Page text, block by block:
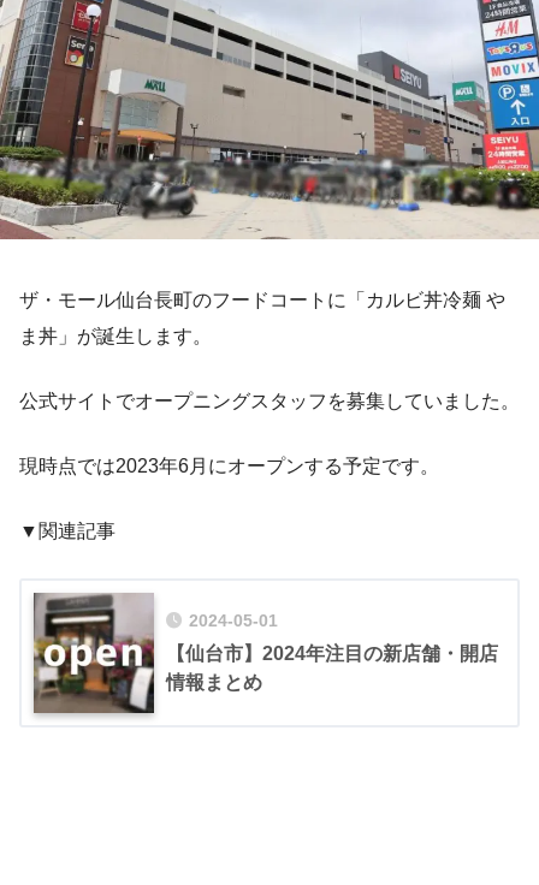
ザ・モール仙台長町のフードコートに「カルビ丼冷麺 や
ま丼」が誕生します。
公式サイトでオープニングスタッフを募集していました。
現時点では2023年6月にオープンする予定です。
▼関連記事
2024-05-01
【仙台市】2024年注目の新店舗・開店
情報まとめ